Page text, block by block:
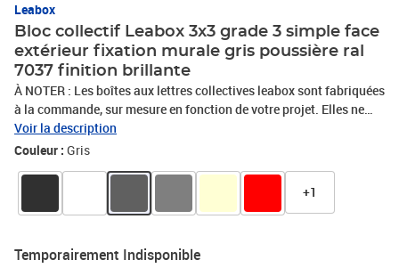
Leabox
Bloc collectif Leabox 3x3 grade 3 simple face
extérieur fixation murale gris poussière ral
7037 finition brillante
À NOTER : Les boîtes aux lettres collectives leabox sont fabriquées
à la commande, sur mesure en fonction de votre projet. Elles ne
sont par conséquent ni reprises, ni échangées. Bloc de boites aux
lettres collectives, extérieur, mural, normalisé, certifié loi handicap,
antivandalisme grade 3. En tôle d'acier galvanisé, garantie
anticorrosion 10 ans. Dimensions : 1090x944x387mm. Portillons
jointifs pour un gain de place. Toit incliné à 5° intégrant un rejet
avec volet embouti interchangeable, fente d'introduction avec
Voir la description
Couleur : Gris
+1
Temporairement Indisponible